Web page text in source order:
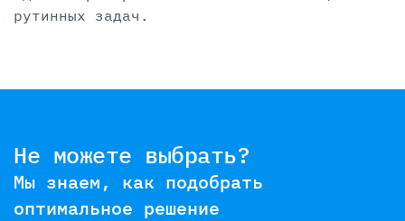
рутинных задач.
Не можете выбрать?
Мы знаем, как подобрать
оптимальное решение